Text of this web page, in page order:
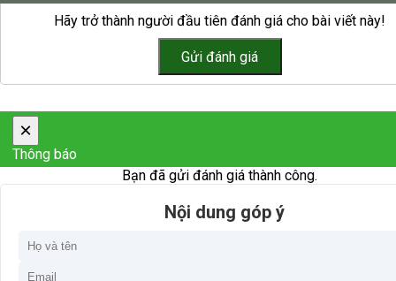
Hãy trở thành người đầu tiên đánh giá cho bài viết này!
×
Thông báo
Bạn đã gửi đánh giá thành công.
Nội dung góp ý